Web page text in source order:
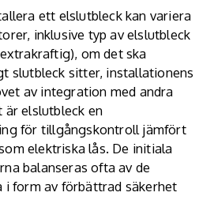
ett elslutbleck kan variera
inklusive typ av elslutbleck
om det ska
slutbleck sitter, installationens
av integration med andra
är elslutbleck en
för tillgångskontroll jämfört
elektriska lås. De initiala
balanseras ofta av de
form av förbättrad säkerhet